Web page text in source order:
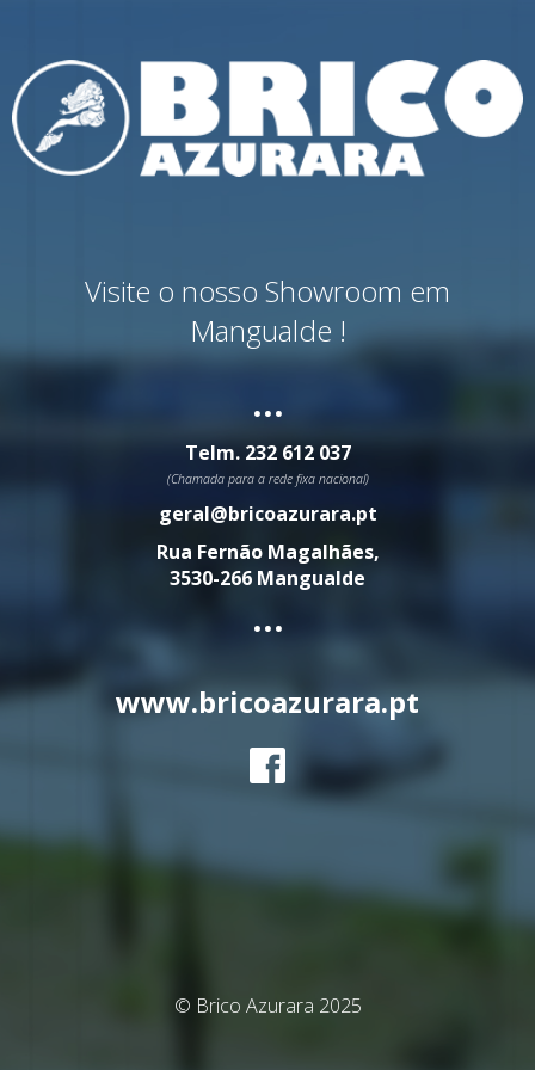
Visite o nosso Showroom em
Mangualde !
...
Telm. 232 612 037
(Chamada para a rede fixa nacional)
geral@bricoazurara.pt
Rua Fernão Magalhães,
3530-266 Mangualde
...
www.bricoazurara.pt
© Brico Azurara 2025